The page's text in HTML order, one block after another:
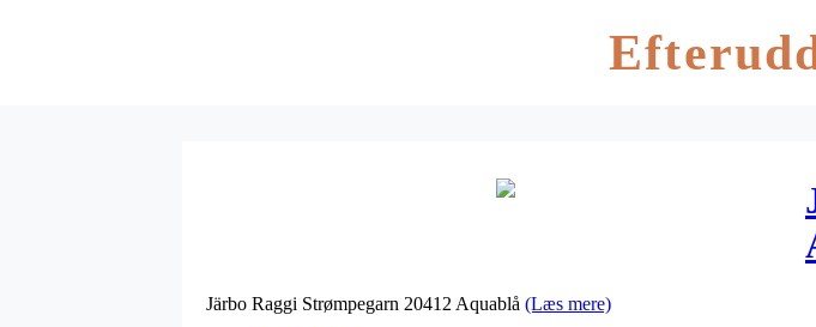
Järbo Raggi Strømpegarn 20412 Aquablå (Læs mere)